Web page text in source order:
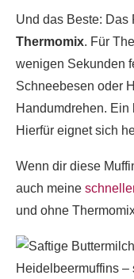
Und das Beste: Das
Thermomix. Für
wenigen Sekunden
Schneebesen oder
Handumdrehen. Ein
Hierfür eignet sich
Wenn dir diese
auch meine
und ohne